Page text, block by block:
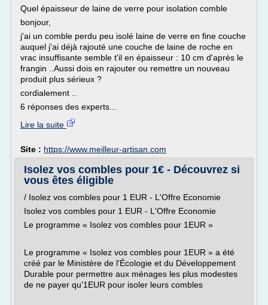
Quel épaisseur de laine de verre pour isolation comble
bonjour,
j'ai un comble perdu peu isolé laine de verre en fine couche
auquel j'ai déjà rajouté une couche de laine de roche en
vrac insuffisante semble t'il en épaisseur : 10 cm d'après le
frangin ..Aussi dois en rajouter ou remettre un nouveau
produit plus sérieux ?
cordialement ..
6 réponses des experts...
Lire la suite
Site : https://www.meilleur-artisan.com
Isolez vos combles pour 1€ - Découvrez si
vous êtes éligible
/ Isolez vos combles pour 1 EUR - L'Offre Economie
Isolez vos combles pour 1 EUR - L'Offre Economie
Le programme « Isolez vos combles pour 1EUR »
Le programme « Isolez vos combles pour 1EUR » a été
créé par le Ministère de l'Écologie et du Développement
Durable pour permettre aux ménages les plus modestes
de ne payer qu'1EUR pour isoler leurs combles